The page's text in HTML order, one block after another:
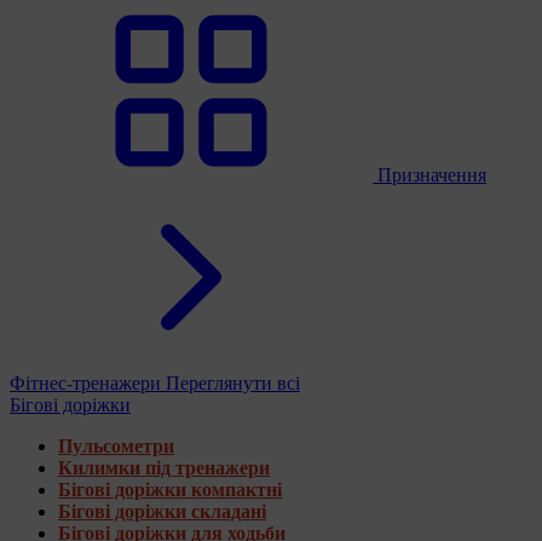
Призначення
Фітнес-тренажери Переглянути всі
Бігові доріжки
Пульсометри
Килимки під тренажери
Бігові доріжки компактні
Бігові доріжки складані
Бігові доріжки для ходьби